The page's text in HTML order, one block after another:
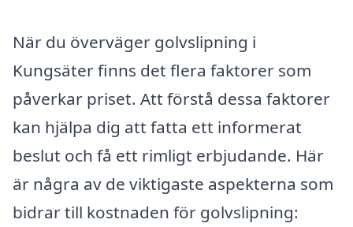
När du överväger golvslipning i
Kungsäter finns det flera faktorer som
påverkar priset. Att förstå dessa faktorer
kan hjälpa dig att fatta ett informerat
beslut och få ett rimligt erbjudande. Här
är några av de viktigaste aspekterna som
bidrar till kostnaden för golvslipning: